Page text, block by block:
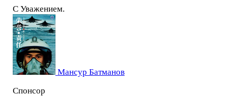
С Уважением.
Мансур Батманов
Спонсор